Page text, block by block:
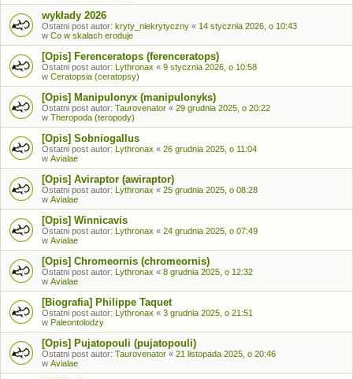
wykłady 2026
Ostatni post autor: kryty_niekrytyczny « 14 stycznia 2026, o 10:43
w Co w skałach eroduje
[Opis] Ferenceratops (ferenceratops)
Ostatni post autor: Lythronax « 9 stycznia 2026, o 10:58
w Ceratopsia (ceratopsy)
[Opis] Manipulonyx (manipulonyks)
Ostatni post autor: Taurovenator « 29 grudnia 2025, o 20:22
w Theropoda (teropody)
[Opis] Sobniogallus
Ostatni post autor: Lythronax « 26 grudnia 2025, o 11:04
w Avialae
[Opis] Aviraptor (awiraptor)
Ostatni post autor: Lythronax « 25 grudnia 2025, o 08:28
w Avialae
[Opis] Winnicavis
Ostatni post autor: Lythronax « 24 grudnia 2025, o 07:49
w Avialae
[Opis] Chromeornis (chromeornis)
Ostatni post autor: Lythronax « 8 grudnia 2025, o 12:32
w Avialae
[Biografia] Philippe Taquet
Ostatni post autor: Lythronax « 3 grudnia 2025, o 21:51
w Paleontolodzy
[Opis] Pujatopouli (pujatopouli)
Ostatni post autor: Taurovenator « 21 listopada 2025, o 20:46
w Avialae